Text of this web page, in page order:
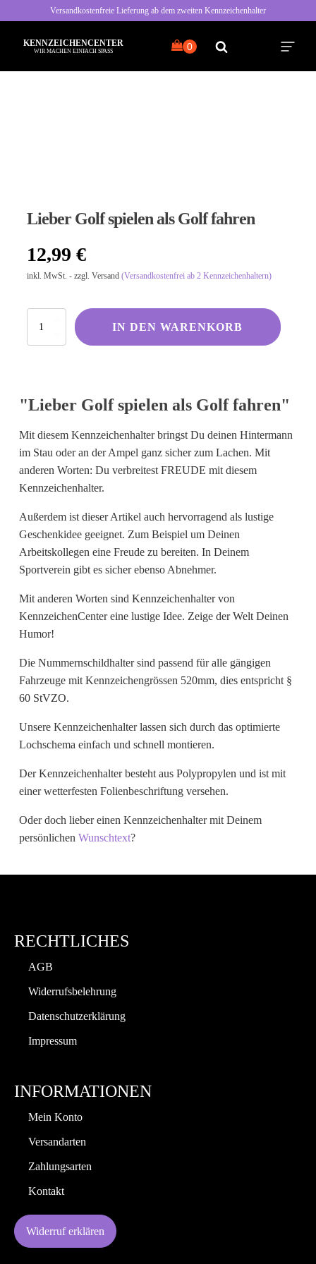
Versandkostenfreie Lieferung ab dem zweiten Kennzeichenhalter
KENNZEICHENCENTER
WIR MACHEN EINFACH SPASS
Freche Sprüche
Nette Sprüche
Kölsche Sprüche
Hessisch gebabbelt
Englisch
I Love...
Ich komme aus und bin...
Fußball
Fliegerwelt
Lieber Golf spielen als Golf fahren
12,99 €
inkl. MwSt. - zzgl. Versand (Versandkostenfrei ab 2 Kennzeichenhaltern)
spielen
Menge
IN DEN WARENKORB
"Lieber Golf spielen als Golf fahren"
Mit diesem Kennzeichenhalter bringst Du deinen Hintermann
im Stau oder an der Ampel ganz sicher zum Lachen. Mit
anderen Worten: Du verbreitest FREUDE mit diesem
Kennzeichenhalter.
Außerdem ist dieser Artikel auch hervorragend als lustige
Geschenkidee geeignet. Zum Beispiel um Deinen
Arbeitskollegen eine Freude zu bereiten. In Deinem
Sportverein gibt es sicher ebenso Abnehmer.
Mit anderen Worten sind Kennzeichenhalter von
KennzeichenCenter eine lustige Idee. Zeige der Welt Deinen
Humor!
Die Nummernschildhalter sind passend für alle gängigen
Fahrzeuge mit Kennzeichengrössen 520mm, dies entspricht §
60 StVZO.
Unsere Kennzeichenhalter lassen sich durch das optimierte
Lochschema einfach und schnell montieren.
Der Kennzeichenhalter besteht aus Polypropylen und ist mit
einer wetterfesten Folienbeschriftung versehen.
Oder doch lieber einen Kennzeichenhalter mit Deinem
persönlichen Wunschtext?
RECHTLICHES
AGB
Widerrufsbelehrung
Datenschutzerklärung
Impressum
INFORMATIONEN
Mein Konto
Versandarten
Zahlungsarten
Kontakt
Widerruf erklären